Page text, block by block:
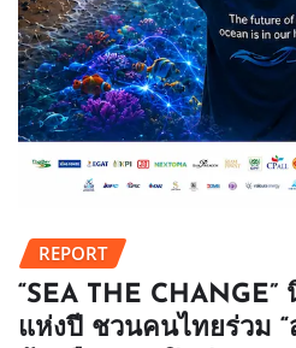
REPORT
“SEA THE
แห่งปี ชวนคนไทยร่วม “